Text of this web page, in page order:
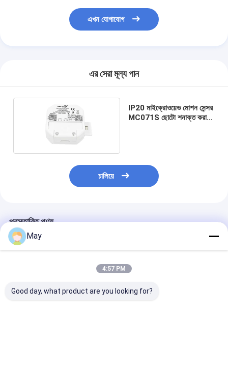
এখন যোগাযোগ
এর সেরা মূল্য পান
IP20 মাইক্রোওয়েভ মোশন সেন্সর
MC071S ছোটো শনাক্ত করার
চালিয়ে
প্রস্তাবিত পণ্য
May
4:57 PM
Good day, what product are you looking for?